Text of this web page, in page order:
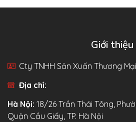
Giới thiệu
Cty TNHH Sản Xuấn Thương
Địa chỉ:
Hà Nội: 18/26 Trần Thái Tông,
Quận Cầu Giấy, TP. Hà Nội